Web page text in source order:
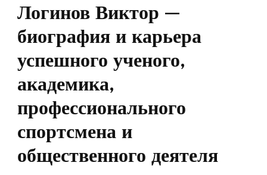
Логинов Виктор —
биография и карьера
успешного ученого,
академика,
профессионального
спортсмена и
общественного деятеля